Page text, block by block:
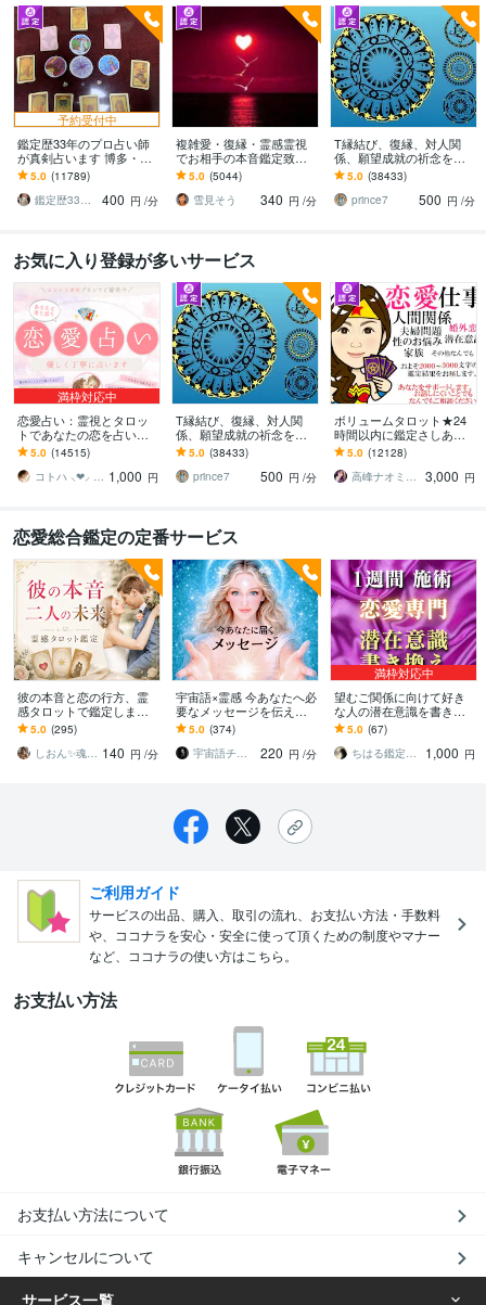
予約受付中
鑑定歴33年のプロ占い師
が真剣占います 博多・廓
屋の純血統占い祈願師
雷鳥
5.0 (11789)
鑑定歴33年のプロ占い師 雷鳥
400 円 /分
複雑愛・復縁・霊感霊視
でお相手の本音鑑定致し
ます 降りて来た言葉をそ
のままお伝えします。
5.0 (5044)
雪見そう
340 円 /分
T縁結び、復縁、対人関
係、願望成就の祈念を承
ります 対象者の思いと状
況、対象者との対話、祈
念
5.0 (38433)
prince7
500 円 /分
お気に入り登録が多いサービス
満枠対応中
恋愛占い：霊視とタロッ
トであなたの恋を占いま
す 復縁・片想い・複雑
愛・夫婦問題…お悩みに
優しく寄り添います♡
5.0 (14515)
コトハ ⸜❤︎⸝ 新サービス提供開始✨️ 1,000 円
T縁結び、復縁、対人関
係、願望成就の祈念を承
ります 対象者の思いと状
況、対象者との対話、祈
念
5.0 (38433)
prince7
500 円 /分
ボリュームタロット★24
時間以内に鑑定さしあげ
ます 3000文字以上の鑑定
★希望者のみ一部カード
開示サービスあり
5.0 (12128)
高峰ナオミ タロット占い師
3,000 円
恋愛総合鑑定の定番サービス
彼の本音と恋の行方、霊
感タロットで鑑定します
コンシャス・チャネリン
グで彼の潜在意識や高次
元の声を翻訳
5.0 (295)
しおん✨魂の声を聴く未来創造セラピスト✨ 140 円 /分
宇宙語×霊感 今あなたへ必
要なメッセージを伝えま
す 恋愛/人間関係/人生【高
次元・霊感・現実思考】
現実が動く鑑定
5.0 (374)
宇宙語チャネラー＊アルシオーネ
220 円 /分
満枠対応中
望むご関係に向けて好き
な人の潜在意識を書き換
えます 恋愛の悩み解消・
恋愛成就に向けて1週間お
相手の心を調整します
5.0 (67)
ちはる鑑定師 四柱推命占星術
1,000 円
ご利用ガイド
サービスの出品、購入、取引の流れ、お支払い方法・手数料
や、ココナラを安心・安全に使って頂くための制度やマナー
など、ココナラの使い方はこちら。
お支払い方法
お支払い方法について
キャンセルについて